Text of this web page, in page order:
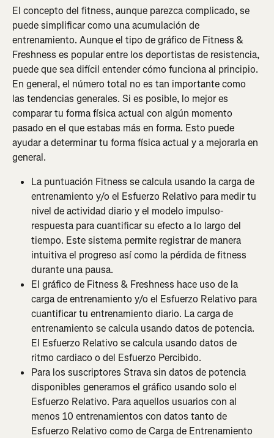
El concepto del fitness, aunque parezca complicado, se
puede simplificar como una acumulación de
entrenamiento. Aunque el tipo de gráfico de Fitness &
Freshness es popular entre los deportistas de resistencia,
puede que sea difícil entender cómo funciona al principio.
En general, el número total no es tan importante como
las tendencias generales. Si es posible, lo mejor es
comparar tu forma física actual con algún momento
pasado en el que estabas más en forma. Esto puede
ayudar a determinar tu forma física actual y a mejorarla en
general.
La puntuación Fitness se calcula usando la carga de
entrenamiento y/o el Esfuerzo Relativo para medir tu
nivel de actividad diario y el modelo impulso-
respuesta para cuantificar su efecto a lo largo del
tiempo. Este sistema permite registrar de manera
intuitiva el progreso así como la pérdida de fitness
durante una pausa.
El gráfico de Fitness & Freshness hace uso de la
carga de entrenamiento y/o el Esfuerzo Relativo para
cuantificar tu entrenamiento diario. La carga de
entrenamiento se calcula usando datos de potencia.
El Esfuerzo Relativo se calcula usando datos de
ritmo cardiaco o del Esfuerzo Percibido.
Para los suscriptores Strava sin datos de potencia
disponibles generamos el gráfico usando solo el
Esfuerzo Relativo. Para aquellos usuarios con al
menos 10 entrenamientos con datos tanto de
Esfuerzo Relativo como de Carga de Entrenamiento